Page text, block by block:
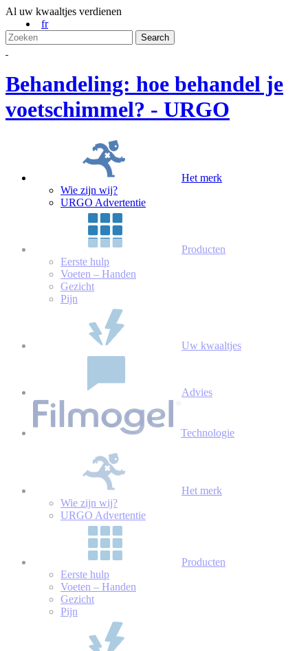
Al uw kwaaltjes verdienen
fr
Behandeling: hoe behandel je
voetschimmel? - URGO
Het merk
Wie zijn wij?
URGO Advertentie
Producten
Eerste hulp
Voeten – Handen
Gezicht
Pijn
Uw kwaaltjes
Advies
Technologie
Het merk
Wie zijn wij?
URGO Advertentie
Producten
Eerste hulp
Voeten – Handen
Gezicht
Pijn